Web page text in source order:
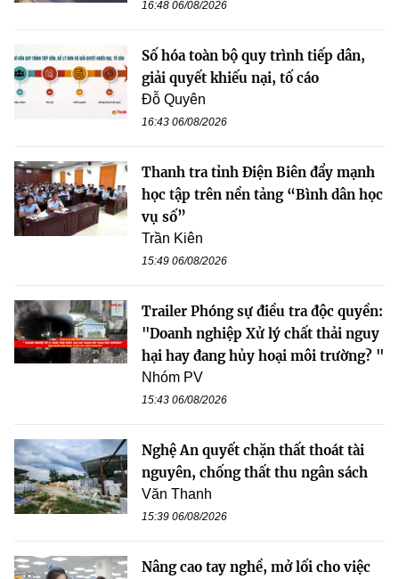
16:48 06/08/2026
Số hóa toàn bộ quy trình tiếp dân,
giải quyết khiếu nại, tố cáo
Đỗ Quyên
16:43 06/08/2026
Thanh tra tỉnh Điện Biên đẩy mạnh
học tập trên nền tảng “Bình dân học
vụ số”
Trần Kiên
15:49 06/08/2026
Trailer Phóng sự điều tra độc quyền:
"Doanh nghiệp Xử lý chất thải nguy
hại hay đang hủy hoại môi trường? "
Nhóm PV
15:43 06/08/2026
Nghệ An quyết chặn thất thoát tài
nguyên, chống thất thu ngân sách
Văn Thanh
15:39 06/08/2026
Nâng cao tay nghề, mở lối cho việc